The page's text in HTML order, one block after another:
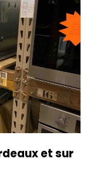
et sur